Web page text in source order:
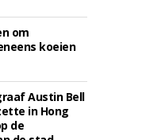
om
koeien
Austin Bell
in Hong
de